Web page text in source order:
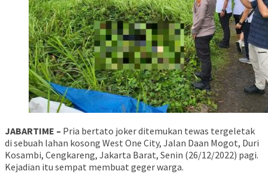
JABARTIME – Pria bertato joker ditemukan tewas tergeletak
di sebuah lahan kosong West One City, Jalan Daan Mogot, Duri
Kosambi, Cengkareng, Jakarta Barat, Senin (26/12/2022) pagi.
Kejadian itu sempat membuat geger warga.